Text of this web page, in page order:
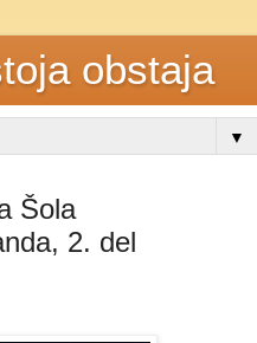
obstaja
▼
Šola
2. del